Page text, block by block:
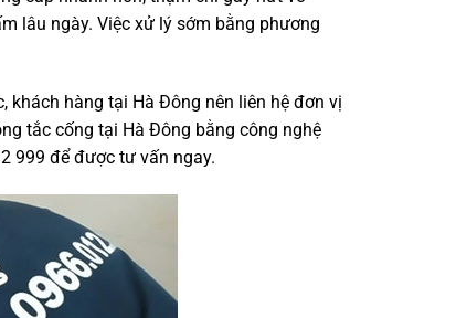
lâu ngày. Việc xử lý sớm bằng phương
khách hàng tại Hà Đông nên liên hệ đơn vị
tắc cống tại Hà Đông bằng công nghệ
999 để được tư vấn ngay.